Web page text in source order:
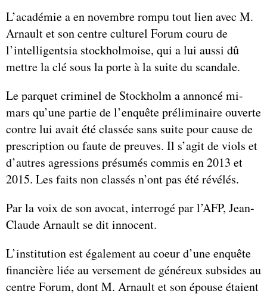
L’académie a en novembre rompu tout lien avec M.
Arnault et son centre culturel Forum couru de
l’intelligentsia stockholmoise, qui a lui aussi dû
mettre la clé sous la porte à la suite du scandale.
Le parquet criminel de Stockholm a annoncé mi-
mars qu’une partie de l’enquête préliminaire ouverte
contre lui avait été classée sans suite pour cause de
prescription ou faute de preuves. Il s’agit de viols et
d’autres agressions présumés commis en 2013 et
2015. Les faits non classés n’ont pas été révélés.
Par la voix de son avocat, interrogé par l’AFP, Jean-
Claude Arnault se dit innocent.
L’institution est également au coeur d’une enquête
financière liée au versement de généreux subsides au
centre Forum, dont M. Arnault et son épouse étaient